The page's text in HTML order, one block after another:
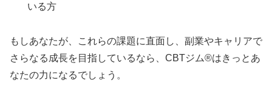
いる方
もしあなたが、これらの課題に直面し、副業やキャリアで
さらなる成長を目指しているなら、CBTジム®はきっとあ
なたの力になるでしょう。